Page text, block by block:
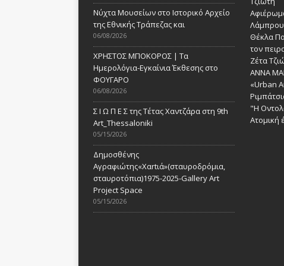
Νύχτα Μουσείων στο Ιστορικό Αρχείο
της Εθνικής Τράπεζας και
06/08/2026
ΧΡΗΣΤΟΣ ΜΠΟΚΟΡΟΣ | Τα
Ημερολόγια-Εγκαίνια Έκθεσης στο
ΦΟΥΓΑΡΟ
06/08/2026
Σ Ι Ω Π Ε Σ της Τέτας Χαντζάρα στη 9th
Art_Thessaloniki
05/15/2026
Δημοσθένης
Αγραφιώτης«Xαrtιά»(σταυροδρόμια,
σταυροτόπια)1975-2025-Gallery Art
Project Space
05/15/2026
Λάμπρου
Θέκλα
τον
Ζέτα
ANNA
«Urban
"Η
Ατομική